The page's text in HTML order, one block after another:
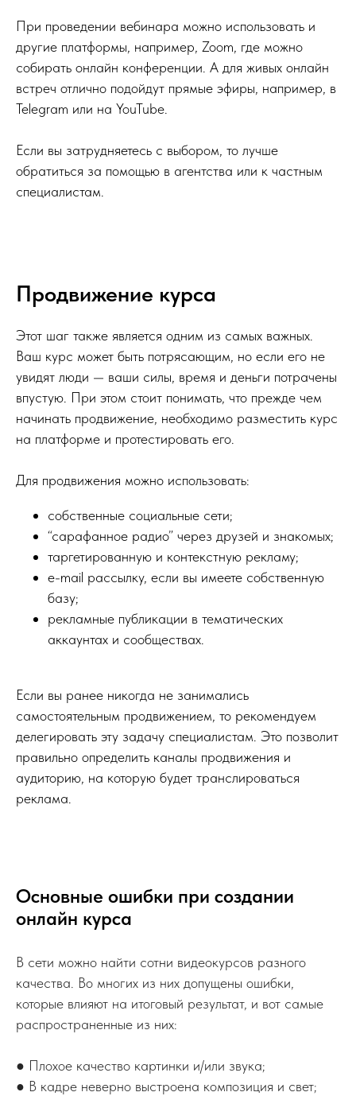
При проведении вебинара можно использовать и
другие платформы, например, Zoom, где можно
собирать онлайн конференции. А для живых онлайн
встреч отлично подойдут прямые эфиры, например, в
Telegram или на YouTube.
Если вы затрудняетесь с выбором, то лучше
обратиться за помощью в агентства или к частным
специалистам.
Продвижение курса
Этот шаг также является одним из самых важных.
Ваш курс может быть потрясающим, но если его не
увидят люди — ваши силы, время и деньги потрачены
впустую. При этом стоит понимать, что прежде чем
начинать продвижение, необходимо разместить курс
на платформе и протестировать его.
Для продвижения можно использовать:
собственные социальные сети;
“сарафанное радио” через друзей и знакомых;
таргетированную и контекстную рекламу;
e-mail рассылку, если вы имеете собственную
базу;
рекламные публикации в тематических
аккаунтах и сообществах.
Если вы ранее никогда не занимались
самостоятельным продвижением, то рекомендуем
делегировать эту задачу специалистам. Это позволит
правильно определить каналы продвижения и
аудиторию, на которую будет транслироваться
реклама.
Основные ошибки при создании
онлайн курса
В сети можно найти сотни видеокурсов разного
качества. Во многих из них допущены ошибки,
которые влияют на итоговый результат, и вот самые
распространенные из них:
● Плохое качество картинки и/или звука;
● В кадре неверно выстроена композиция и свет;